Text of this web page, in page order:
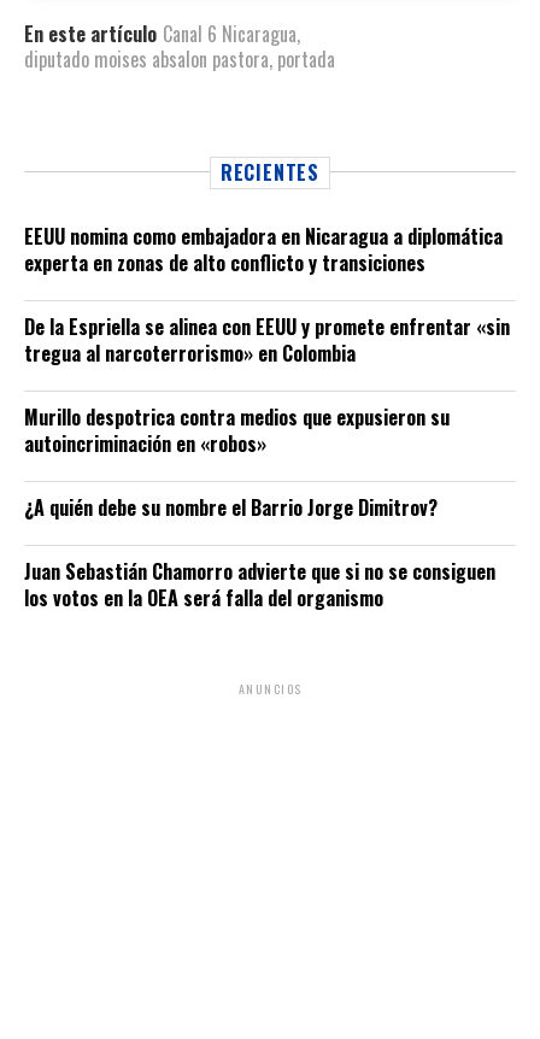
En este artículo Canal 6 Nicaragua,
diputado moises absalon pastora, portada
RECIENTES
EEUU nomina como embajadora en Nicaragua a diplomática
experta en zonas de alto conflicto y transiciones
De la Espriella se alinea con EEUU y promete enfrentar «sin
tregua al narcoterrorismo» en Colombia
Murillo despotrica contra medios que expusieron su
autoincriminación en «robos»
¿A quién debe su nombre el Barrio Jorge Dimitrov?
Juan Sebastián Chamorro advierte que si no se consiguen
los votos en la OEA será falla del organismo
ANUNCIOS